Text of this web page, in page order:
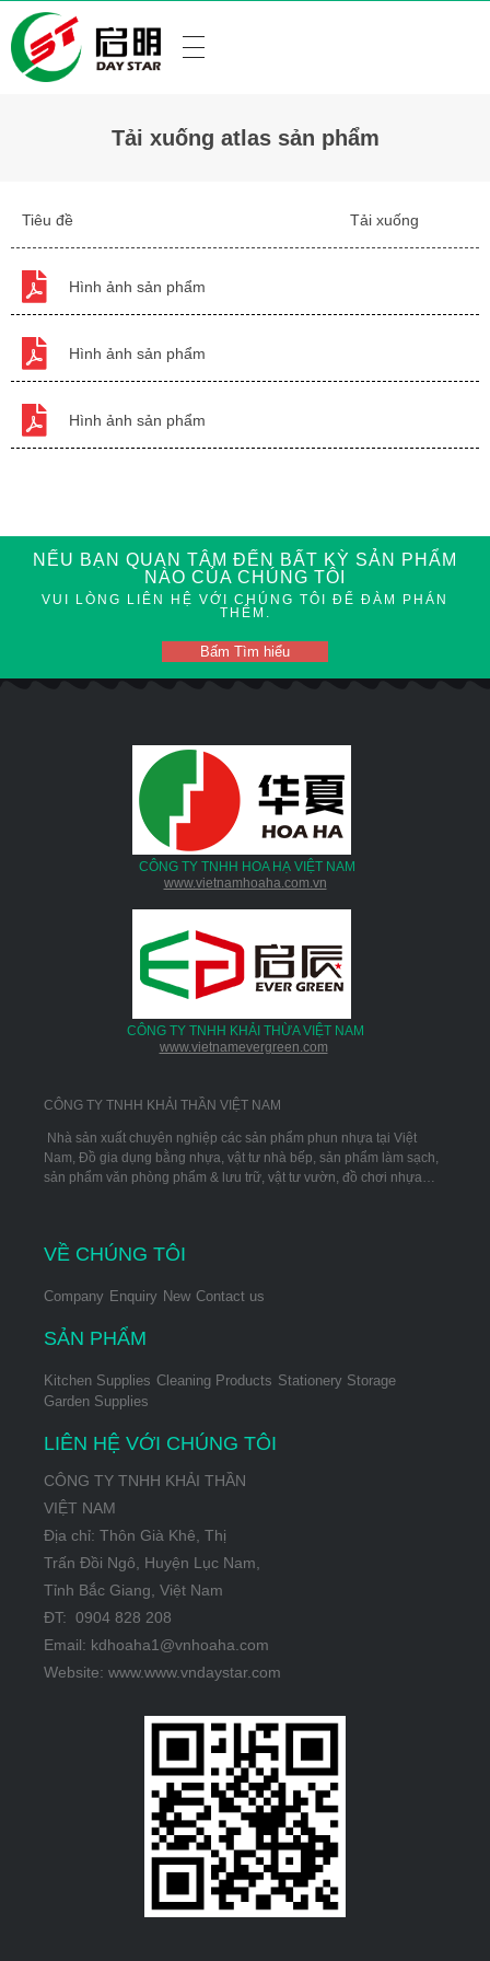
Tải xuống atlas sản phẩm
Tiêu đề Tải xuống
Hình ảnh sản phẩm
Hình ảnh sản phẩm
Hình ảnh sản phẩm
NẾU BẠN QUAN TÂM ĐẾN BẤT KỲ SẢN PHẨM
NÀO CỦA CHÚNG TÔI
VUI LÒNG LIÊN HỆ VỚI CHÚNG TÔI ĐỂ ĐÀM PHÁN
THÊM.
Bấm Tìm hiểu
CÔNG TY TNHH HOA HẠ VIỆT NAM
www.vietnamhoaha.com.vn
CÔNG TY TNHH KHẢI THỪA VIỆT NAM
www.vietnamevergreen.com
CÔNG TY TNHH KHẢI THẦN VIỆT NAM
Nhà sản xuất chuyên nghiệp các sản phẩm phun nhựa tại Việt
Nam, Đồ gia dụng bằng nhựa, vật tư nhà bếp, sản phẩm làm sạch,
sản phẩm văn phòng phẩm & lưu trữ, vật tư vườn, đồ chơi nhựa…
VỀ CHÚNG TÔI
Company Enquiry New Contact us
SẢN PHẨM
Kitchen Supplies Cleaning Products Stationery Storage
Garden Supplies
LIÊN HỆ VỚI CHÚNG TÔI
CÔNG TY TNHH KHẢI THẦN
VIỆT NAM
Địa chỉ: Thôn Già Khê, Thị
Trấn Đồi Ngô, Huyện Lục Nam,
Tỉnh Bắc Giang, Việt Nam
ĐT: 0904 828 208
Email: kdhoaha1@vnhoaha.com
Website: www.www.vndaystar.com